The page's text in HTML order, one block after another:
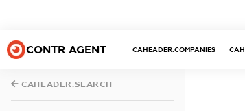
CONTR AGENT CAHEADER.COMPANIES
CAHEADER.SEARCH